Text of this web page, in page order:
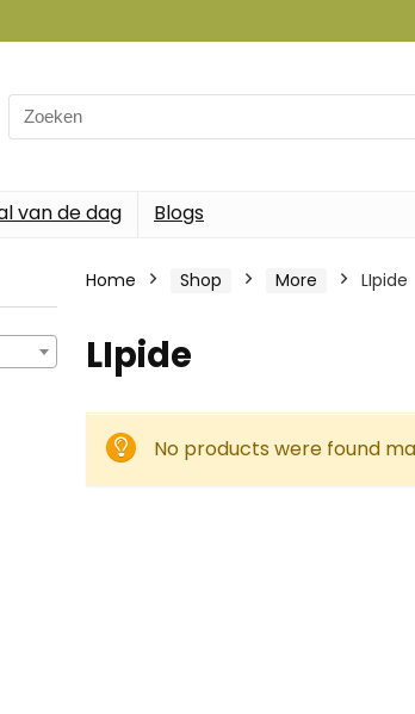
Search
for:
van de dag Blogs
Home Shop More LIpide
LIpide
No products were found